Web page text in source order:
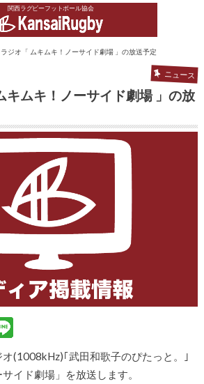
関西ラグビーフットボール協会
ラジオ「 ムキムキ！ノーサイド劇場 」の放送予定
ニュース
キムキ！ノーサイド劇場 」の放
(1008kHz)｢武田和歌子のぴたっと。｣
イド劇場」を放送します。